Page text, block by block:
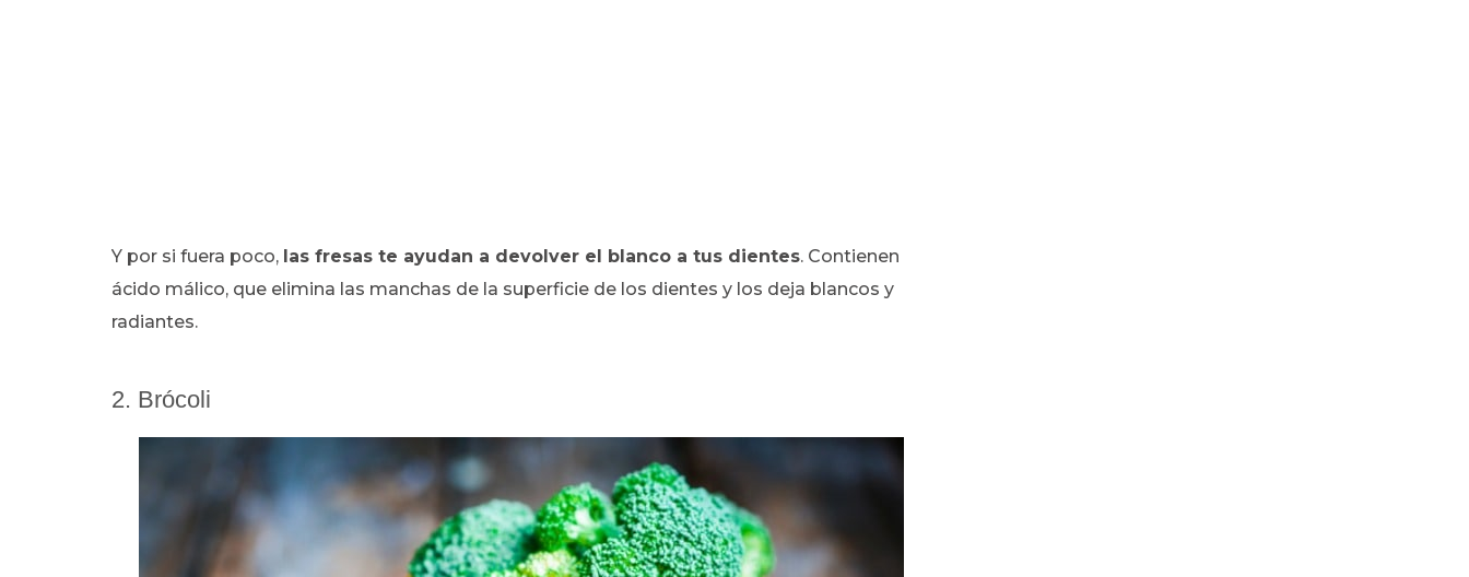
Y por si fuera poco, las fresas te ayudan a devolver el blanco a tus dientes. Contienen
ácido málico, que elimina las manchas de la superficie de los dientes y los deja blancos y
radiantes.
2. Brócoli